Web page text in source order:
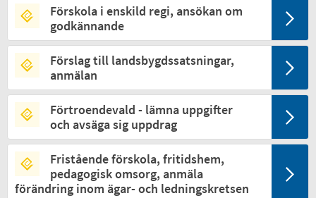
Förskola i enskild regi, ansökan om
godkännande
Förslag till landsbygdssatsningar,
anmälan
Förtroendevald - lämna uppgifter
och avsäga sig uppdrag
Fristående förskola, fritidshem,
pedagogisk omsorg, anmäla
förändring inom ägar- och ledningskretsen